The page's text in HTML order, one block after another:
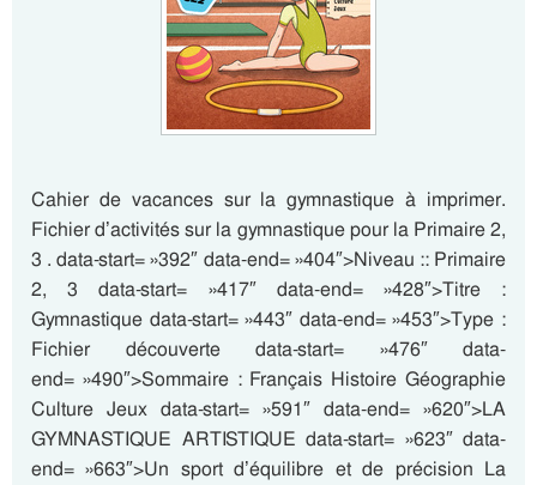
Cahier de vacances sur la gymnastique à imprimer.
Fichier d’activités sur la gymnastique pour la Primaire 2,
3 . data-start= »392″ data-end= »404″>Niveau :: Primaire
2, 3 data-start= »417″ data-end= »428″>Titre :
Gymnastique data-start= »443″ data-end= »453″>Type :
Fichier découverte data-start= »476″ data-
end= »490″>Sommaire : Français Histoire Géographie
Culture Jeux data-start= »591″ data-end= »620″>LA
GYMNASTIQUE ARTISTIQUE data-start= »623″ data-
end= »663″>Un sport d’équilibre et de précision La